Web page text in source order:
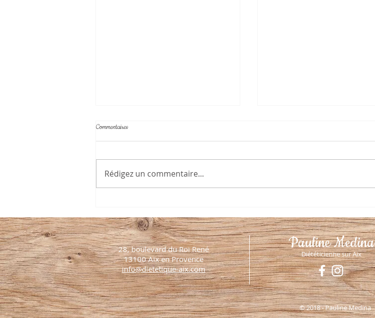
Par quoi remplacer la viande ?
Commentaires
Rédigez un commentaire...
28, boulevard du Roi René
13100 Aix en Provence
info@dietetique-aix.com
Pauline Medina
Diététicienne sur Aix
© 2018 - Pauline Medina